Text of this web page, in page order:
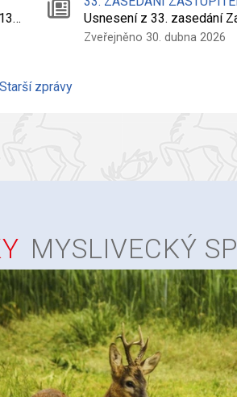
Usnesení z 33. zasedání
Zveřejněno 30. dubna 2026
Starší zprávy
MYSLIVECKÝ